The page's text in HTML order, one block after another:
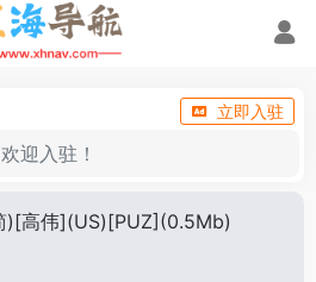
立即入驻
欢迎入驻！